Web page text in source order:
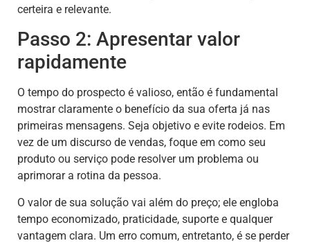
certeira e relevante.
Passo 2: Apresentar valor
rapidamente
O tempo do prospecto é valioso, então é fundamental
mostrar claramente o benefício da sua oferta já nas
primeiras mensagens. Seja objetivo e evite rodeios. Em
vez de um discurso de vendas, foque em como seu
produto ou serviço pode resolver um problema ou
aprimorar a rotina da pessoa.
O valor de sua solução vai além do preço; ele engloba
tempo economizado, praticidade, suporte e qualquer
vantagem clara. Um erro comum, entretanto, é se perder